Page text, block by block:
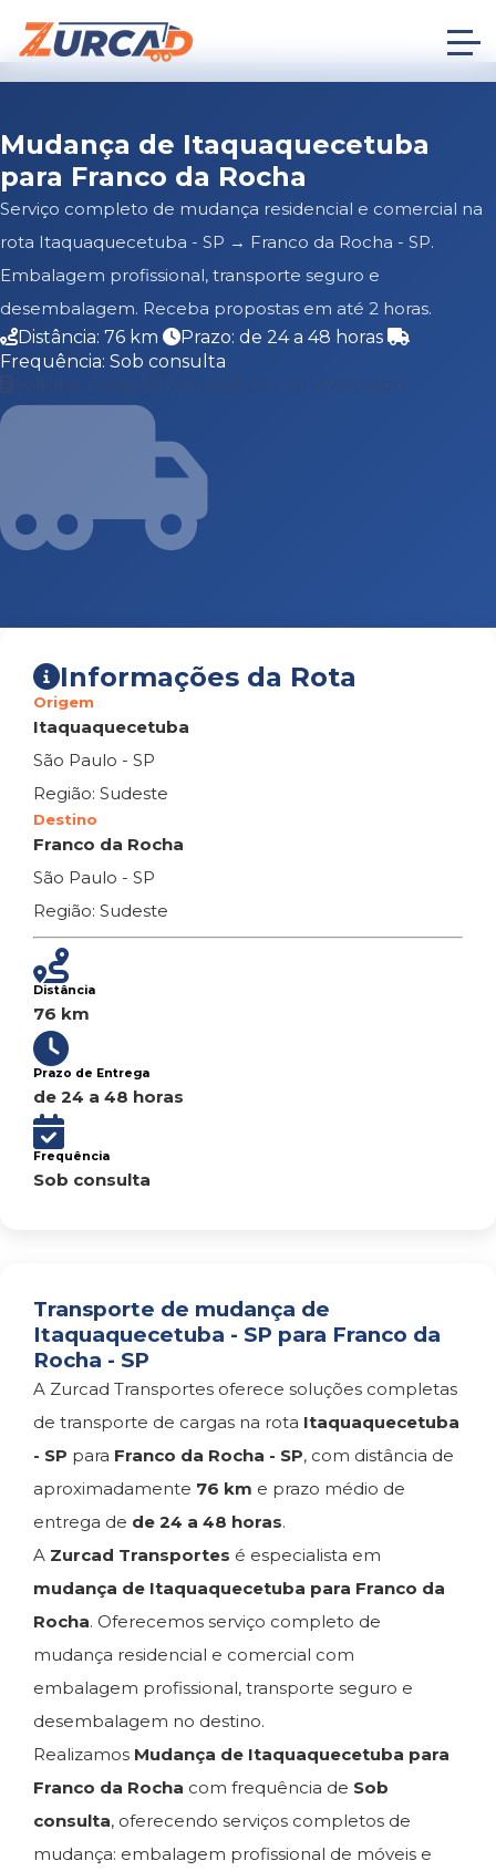
Mudança de Itaquaquecetuba
para Franco da Rocha
Serviço completo de mudança residencial e comercial na
rota Itaquaquecetuba - SP → Franco da Rocha - SP.
Embalagem profissional, transporte seguro e
desembalagem. Receba propostas em até 2 horas.
Distância: 76 km
Prazo: de 24 a 48 horas
Frequência: Sob consulta
Falar no WhatsApp
Informações da Rota
Origem
Itaquaquecetuba
São Paulo - SP
Região: Sudeste
Destino
Franco da Rocha
São Paulo - SP
Região: Sudeste
Distância
76 km
Prazo de Entrega
de 24 a 48 horas
Frequência
Sob consulta
Transporte de mudança de
Itaquaquecetuba - SP para Franco da
Rocha - SP
A Zurcad Transportes oferece soluções completas
de transporte de cargas na rota Itaquaquecetuba
- SP para Franco da Rocha - SP, com distância de
aproximadamente 76 km e prazo médio de
entrega de de 24 a 48 horas.
A Zurcad Transportes é especialista em
mudança de Itaquaquecetuba para Franco da
Rocha. Oferecemos serviço completo de
mudança residencial e comercial com
embalagem profissional, transporte seguro e
desembalagem no destino.
Realizamos Mudança de Itaquaquecetuba para
Franco da Rocha com frequência de Sob
consulta, oferecendo serviços completos de
mudança: embalagem profissional de móveis e